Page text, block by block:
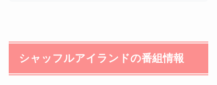
シャッフルアイランドの番組情報